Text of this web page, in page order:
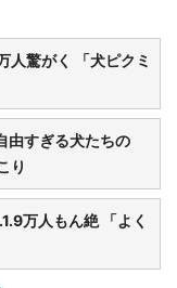
人驚がく 「犬ピクミ
由すぎる犬たちの
り
万人もん絶 「よく